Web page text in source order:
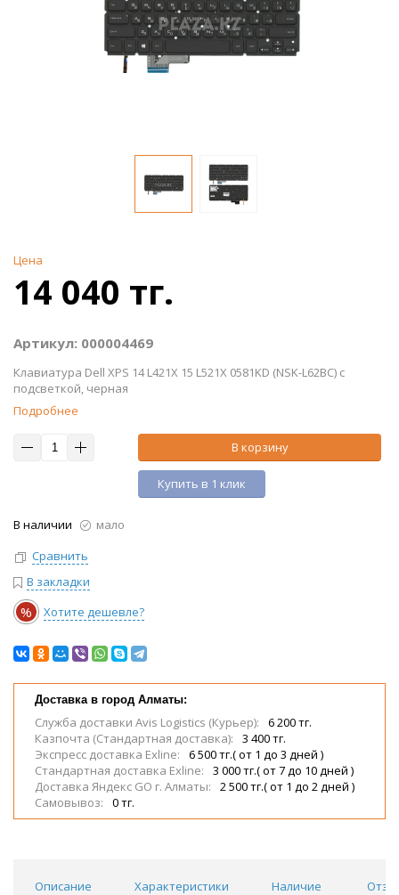
Цена
14 040 тг.
Артикул: 000004469
Клавиатура Dell XPS 14 L421X 15 L521X 0581KD (NSK-L62BC) с
подсветкой, черная
Подробнее
В корзину
Купить в 1 клик
В наличии
мало
Сравнить
В закладки
% Хотите дешевле?
Доставка в город Алматы:
Служба доставки Avis Logistics (Курьер):
6 200 тг.
Казпочта (Стандартная доставка):
3 400 тг.
Экспресс доставка Exline:
6 500 тг.( от 1 до 3 дней )
Стандартная доставка Exline:
3 000 тг.( от 7 до 10 дней )
Доставка Яндекс GO г. Алматы:
2 500 тг.( от 1 до 2 дней )
Самовывоз:
0 тг.
Описание Характеристики Наличие